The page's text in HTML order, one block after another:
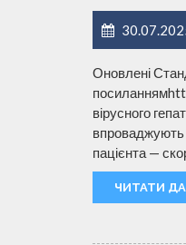
Оновлені
вірусного
впроваджують
пацієнта —
ЧИТАТИ